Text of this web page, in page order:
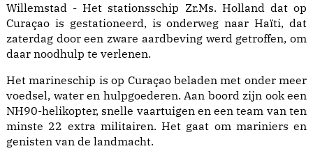
Willemstad - Het stationsschip Zr.Ms. Holland dat op
Curaçao is gestationeerd, is onderweg naar Haïti, dat
zaterdag door een zware aardbeving werd getroffen, om
daar noodhulp te verlenen.
Het marineschip is op Curaçao beladen met onder meer
voedsel, water en hulpgoederen. Aan boord zijn ook een
NH90-helikopter, snelle vaartuigen en een team van ten
minste 22 extra militairen. Het gaat om mariniers en
genisten van de landmacht.